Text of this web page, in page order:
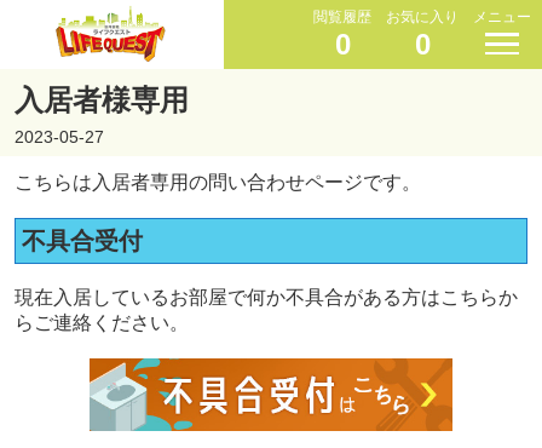
閲覧履歴
0
お気に入り
0
メニュー
入居者様専用
2023-05-27
こちらは入居者専用の問い合わせページです。
不具合受付
現在入居しているお部屋で何か不具合がある方はこちらか
らご連絡ください。